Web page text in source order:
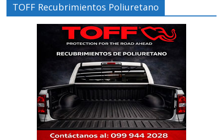
TOFF Recubrimientos Poliuretano